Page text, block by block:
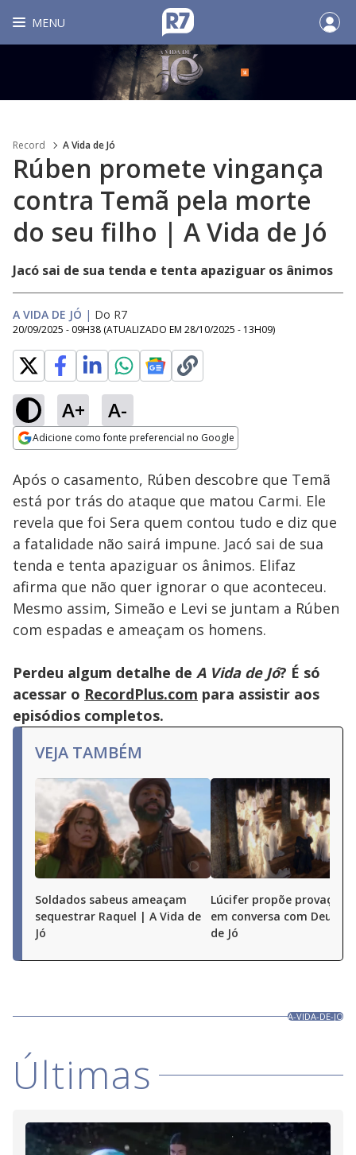
MENU
Record A Vida de Jó
Rúben promete vingança
contra Temã pela morte
do seu filho | A Vida de Jó
Jacó sai de sua tenda e tenta apaziguar os ânimos
A VIDA DE JÓ | Do R7
20/09/2025 - 09H38 (ATUALIZADO EM 28/10/2025 - 13H09)
A+ A-
Adicione como fonte preferencial no Google
ameaçam sequestrar
Raquel | A Vida de Jó
Ativar
100.00%
Após o casamento, Rúben descobre que Temã
está por trás do ataque que matou Carmi. Ele
revela que foi Sera quem contou tudo e diz que
a fatalidade não sairá impune. Jacó sai de sua
tenda e tenta apaziguar os ânimos. Elifaz
afirma que não quer ignorar o que aconteceu.
Mesmo assim, Simeão e Levi se juntam a Rúben
com espadas e ameaçam os homens.
Perdeu algum detalhe de A Vida de Jó? É só
acessar o RecordPlus.com para assistir aos
episódios completos.
VEJA TAMBÉM
Soldados sabeus ameaçam
sequestrar Raquel | A Vida de
Jó
Lúcifer propõe provação
em conversa com Deus |
de Jó
A-VIDA-DE-JO
Últimas